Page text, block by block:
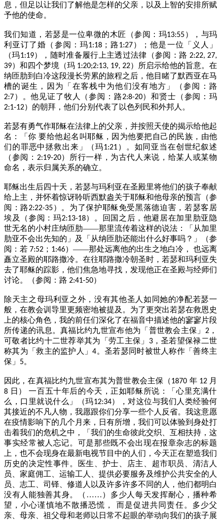
息，但足以让我们了解他是怎样的父亲，以及上智的安排所赋
予他的使命。
我们知道，若瑟是一位卑微的木匠（参阅：玛13:55），与玛
利亚订了婚（参阅：玛1:18；路1:27）；他是一位「义人」
（玛1:19），随时准备履行上主透过法律（参阅：路 2:22, 27,
39）和四个梦境（玛 1:20;2:13, 19, 22）所启示给他的旨意。在
纳匝肋到白冷这段漫长劳累的旅程之后，他目睹了默西亚在马
槽的诞生，因为「在客栈中为他们没有地方」（参阅：路
2:7）。他见证了牧人（参阅：路2:8-20）和贤士（参阅：玛
2:1-12）的朝拜，他们分别代表了以色列民和外邦人。
若瑟有勇气作耶稣在法律上的父亲，并按照天使的揭示给他起
名：「你 要给他起名叫耶稣，因为他要把自己的民族，由他
们的罪恶中拯救出来」（玛1:21）。如同亚当在创世纪叙述
（参阅： 2:19-20）所行一样，为古代人来说，给某人或某物
命名，表示归属关系的确立。
耶稣出生后四十天，若瑟与玛利亚在圣殿里将他们的孩子奉献
给上主，并怀着惊讶聆听西默盎关于耶稣和他母亲的预言（参
阅：路2:22-35）。为了保护耶稣免受黑落德迫害，若瑟客居
埃及（参阅：玛2:13-18）。
回国之后，他避居在加里肋亚隐
世无名的小村庄纳匝肋——那里流传着这样的说法：「从加里
肋亚不会出先知的」及「从纳匝肋还能出什么好事吗？」（参
阅：若 7:52 ； 1:46）——那处远离他的出生之地白冷，
也远离
矗立圣殿的耶路撒冷。在往耶路撒冷朝圣时，若瑟和玛利亚失
去了耶稣的踪影，他们焦急地寻找，发现他正在圣殿与经师们
讨论。（参阅：路 2:41-50）
除天主之母玛利亚之外，没有其他圣人如同她的净配若瑟一
般，在教会训导里更频密地被提及。为了更突出若瑟在救恩史
上的核心角色，我的前任们深化了在福音中描述他的寥寥片段
所传递的讯息。真福比约九世宣布他为「普世教会主保」 2，
可敬者比约十二世荐举其为「劳工主保」
3，圣若望保禄二世
称其为「救主的监护人」4。圣若瑟同时被世人称作「善终主
保」 5。
因此，在真福比约九世宣布其为普世教会主保（1870 年12 月
8 日）
一百五十年后的今天，正如耶稣所说：「心里充满什
么，口里就说什么」（玛12:34），对这位与我们人类经验何
其接近的不凡人物，我愿跟你们分享一些个人反省。我这意愿
在疫情影响下的几个月来，日有所增，我们可以体验到身处打
击着我们的危机之中，「我们的生命彼此交织、互相扶持，这
事实经常被人忘记。可是那些既不会出现在报章杂志的标题
上，也不会现身在最新电视节目中的人们，今天正在塑造我们
历史的决定性事件。医生、护士、店主、超市职员、清洁人
员、家庭佣工、运输工人、提供必要服务及维护公共安全的人
员、志工、司铎、修道人以及许多许多不同的人，他们都明白
没有人能独善其身。（……）多少人每天发挥耐心，播种希
望，小心谨慎地不散播恐慌，
而是促进共同责任。多少父
亲、母亲、祖父母和老师以日常不起眼的举动向我们的孩子展